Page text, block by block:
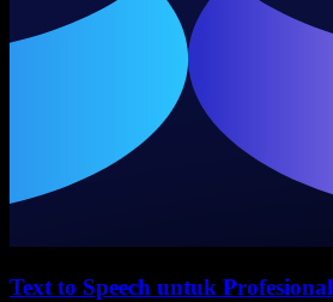
Text to Speech untuk Profesional